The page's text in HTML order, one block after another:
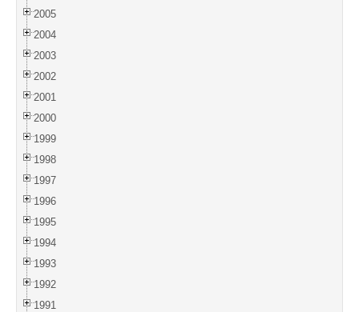
2005
2004
2003
2002
2001
2000
1999
1998
1997
1996
1995
1994
1993
1992
1991